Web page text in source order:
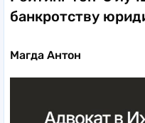
банкротству
Магда Антон